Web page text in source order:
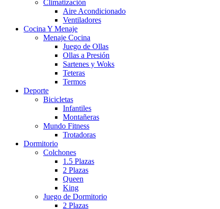
Climatización
Aire Acondicionado
Ventiladores
Cocina Y Menaje
Menaje Cocina
Juego de Ollas
Ollas a Presión
Sartenes y Woks
Teteras
Termos
Deporte
Bicicletas
Infantiles
Montañeras
Mundo Fitness
Trotadoras
Dormitorio
Colchones
1.5 Plazas
2 Plazas
Queen
King
Juego de Dormitorio
2 Plazas